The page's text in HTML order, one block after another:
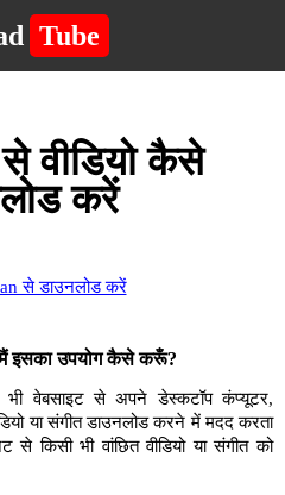
Tube
वीडियो कैसे
करें
से डाउनलोड करें
इसका उपयोग कैसे करूँ?
भी वेबसाइट से अपने डेस्कटॉप कंप्यूटर,
या संगीत डाउनलोड करने में मदद करता
किसी भी वांछित वीडियो या संगीत को